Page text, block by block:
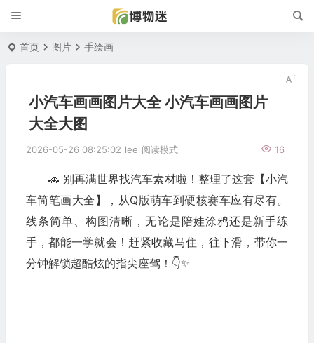
首页 图片 手绘画
小汽车画画图片大全 小汽车画画图片
大全大图
2026-05-26 08:25:02 lee 16
阅读模式
🚗 别再满世界找汽车素材啦！整理了这套【小汽
车简笔画大全】，从Q版萌车到硬核赛车应有尽有。
线条简单、构图清晰，无论是陪娃涂鸦还是新手练
手，都能一学就会！赶紧收藏马住，往下滑，带你一
分钟解锁超酷炫的指尖座驾！👇✨